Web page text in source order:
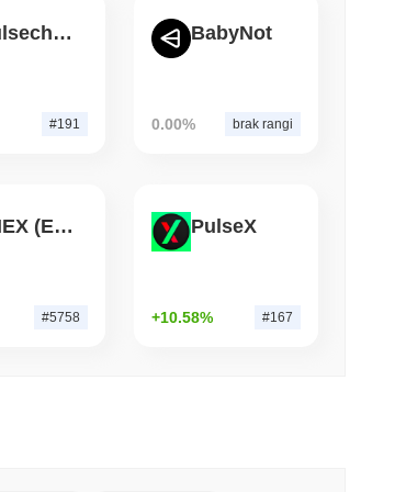
Pulsechain
#191
BabyNot
0.00% brak rangi
eHEX (Ethereum)
#5758
PulseX
+10.58% #167